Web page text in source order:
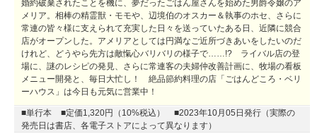
婚約破棄されたことを機に、夢だったごはん屋さんを始めた男爵令嬢のア
メリア。相棒の精霊獣・モモや、辺境伯のオスカー＆執事のホセ、さらに
常連の皆々様に支えられて充実した日々を送っていたある日、近隣に競合
店がオープンした。アメリアとしては円満なご近所づきあいをしたいのだ
けれど、どうやら先方は敵愾心バリバリの様子で……!? ライバル店の登
場に、謎のレシピの発見、さらに常連客の夫婦仲改善計画に、牧場の看板
メニュー開発と、毎日大忙し！ 絶品節約料理の店「ごはんどころ・ベリ
ーハウス」は今日も元気に営業中！
■単行本 ■定価1,320円（10%税込）
■2023年10月05日発行（実際の
発売日は書店、各電子ストアによって異なります）